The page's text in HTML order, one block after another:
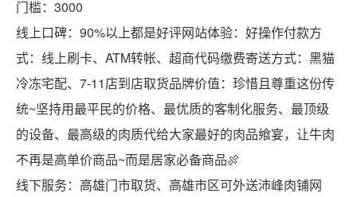
门槛：3000
线上口碑：90%以上都是好评网站体验：好操作付款方
式：线上刷卡、ATM转帐、超商代码缴费寄送方式：黑猫
冷冻宅配、7-11店到店取货品牌价值：珍惜且尊重这份传
统~坚持用最平民的价格、最优质的客制化服务、最顶级
的设备、最高级的肉质代给大家最好的肉品飨宴，让牛肉
不再是高单价商品~而是居家必备商品🍖
线下服务：高雄门市取货、高雄市区可外送沛峰肉铺网